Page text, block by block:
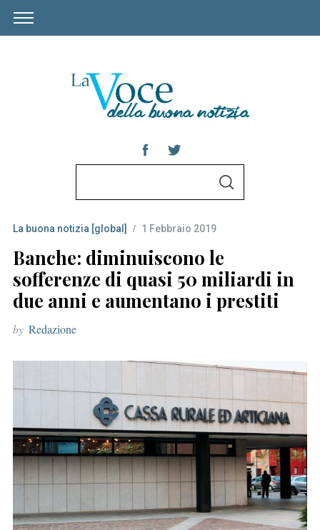
r
c
h
f
o
r
S
La buona notizia [global] 1 Febbraio 2019
Banche: diminuiscono le
sofferenze di quasi 50 miliardi in
due anni e aumentano i prestiti
by Redazione